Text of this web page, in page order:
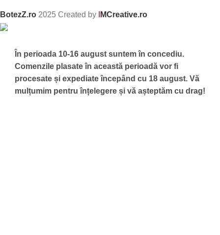
BotezZ.ro 2025 Created by MCreative.ro
În perioada 10-16 august suntem în concediu.
Comenzile plasate în această perioadă vor fi
procesate și expediate începând cu 18 august. Vă
mulțumim pentru înțelegere și vă așteptăm cu drag!